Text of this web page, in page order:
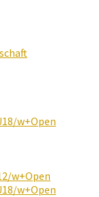
w+Open
w+Open
w+Open